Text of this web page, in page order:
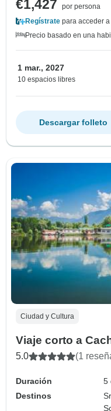
€1,427
por persona
Regístrate para acceder
Precio basado en una
1 mar., 2027
10 espacios libres
Descargar folleto
Ciudad y Cultura
Viaje corto a
5.0 (1
Duración
5
Destinos